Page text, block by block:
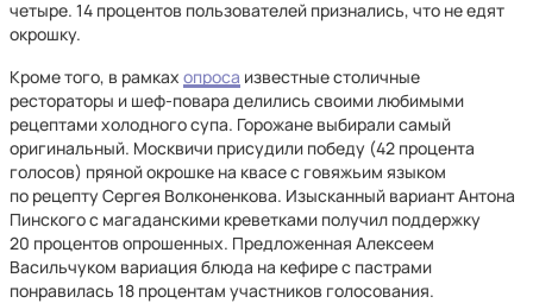
четыре. 14 процентов пользователей признались, что не едят
окрошку.
Кроме того, в рамках опроса известные столичные
рестораторы и шеф-повара делились своими любимыми
рецептами холодного супа. Горожане выбирали самый
оригинальный. Москвичи присудили победу (42 процента
голосов) пряной окрошке на квасе с говяжьим языком
по рецепту Сергея Волконенкова. Изысканный вариант Антона
Пинского с магаданскими креветками получил поддержку
20 процентов опрошенных. Предложенная Алексеем
Васильчуком вариация блюда на кефире с пастрами
понравилась 18 процентам участников голосования.